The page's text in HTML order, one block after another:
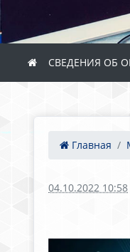
СВЕДЕНИЯ ОБ
Главная
04.10.2022 10:58